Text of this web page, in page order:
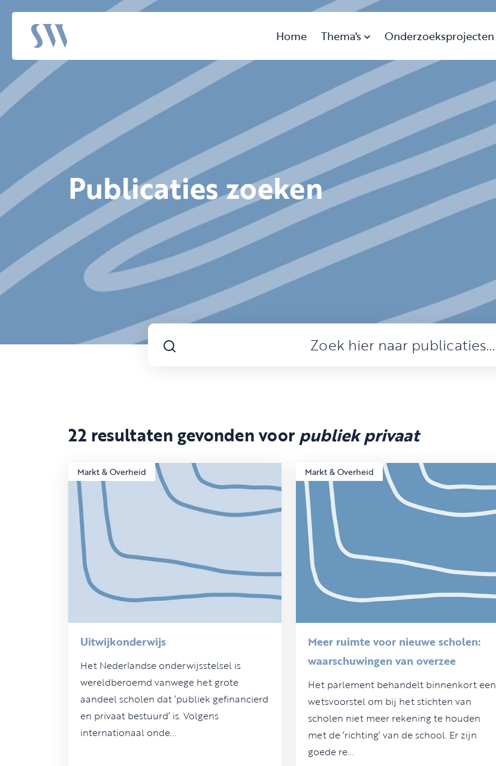
Home Thema's Onderzoeksprojecten
Publicaties zoeken
22 resultaten gevonden voorpubliek privaat
Markt & Overheid
Uitwijkonderwijs
Het Nederlandse onderwijsstelsel is
wereldberoemd vanwege het grote
aandeel scholen dat ‘publiek gefinancierd
en privaat bestuurd’ is. Volgens
internationaal onde...
Markt & Overheid
Meer ruimte voor nieuwe scholen:
waarschuwingen van overzee
Het parlement behandelt binnenkort een
wetsvoorstel om bij het stichten van
scholen niet meer rekening te houden
met de ‘richting’ van de school. Er zijn
goede re...